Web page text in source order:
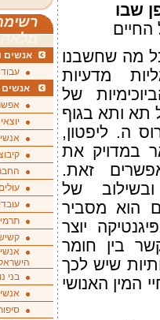
שבו
מה שחשבנו
מדעיות
של
תא ותא בגוף
ה. ליפטון,
במדויק את
זאת.
של
הוא מסביר
יוצר
בין חומר
שיש לכך
המין האנושי
מלאה
אנשים
אנשים
בני